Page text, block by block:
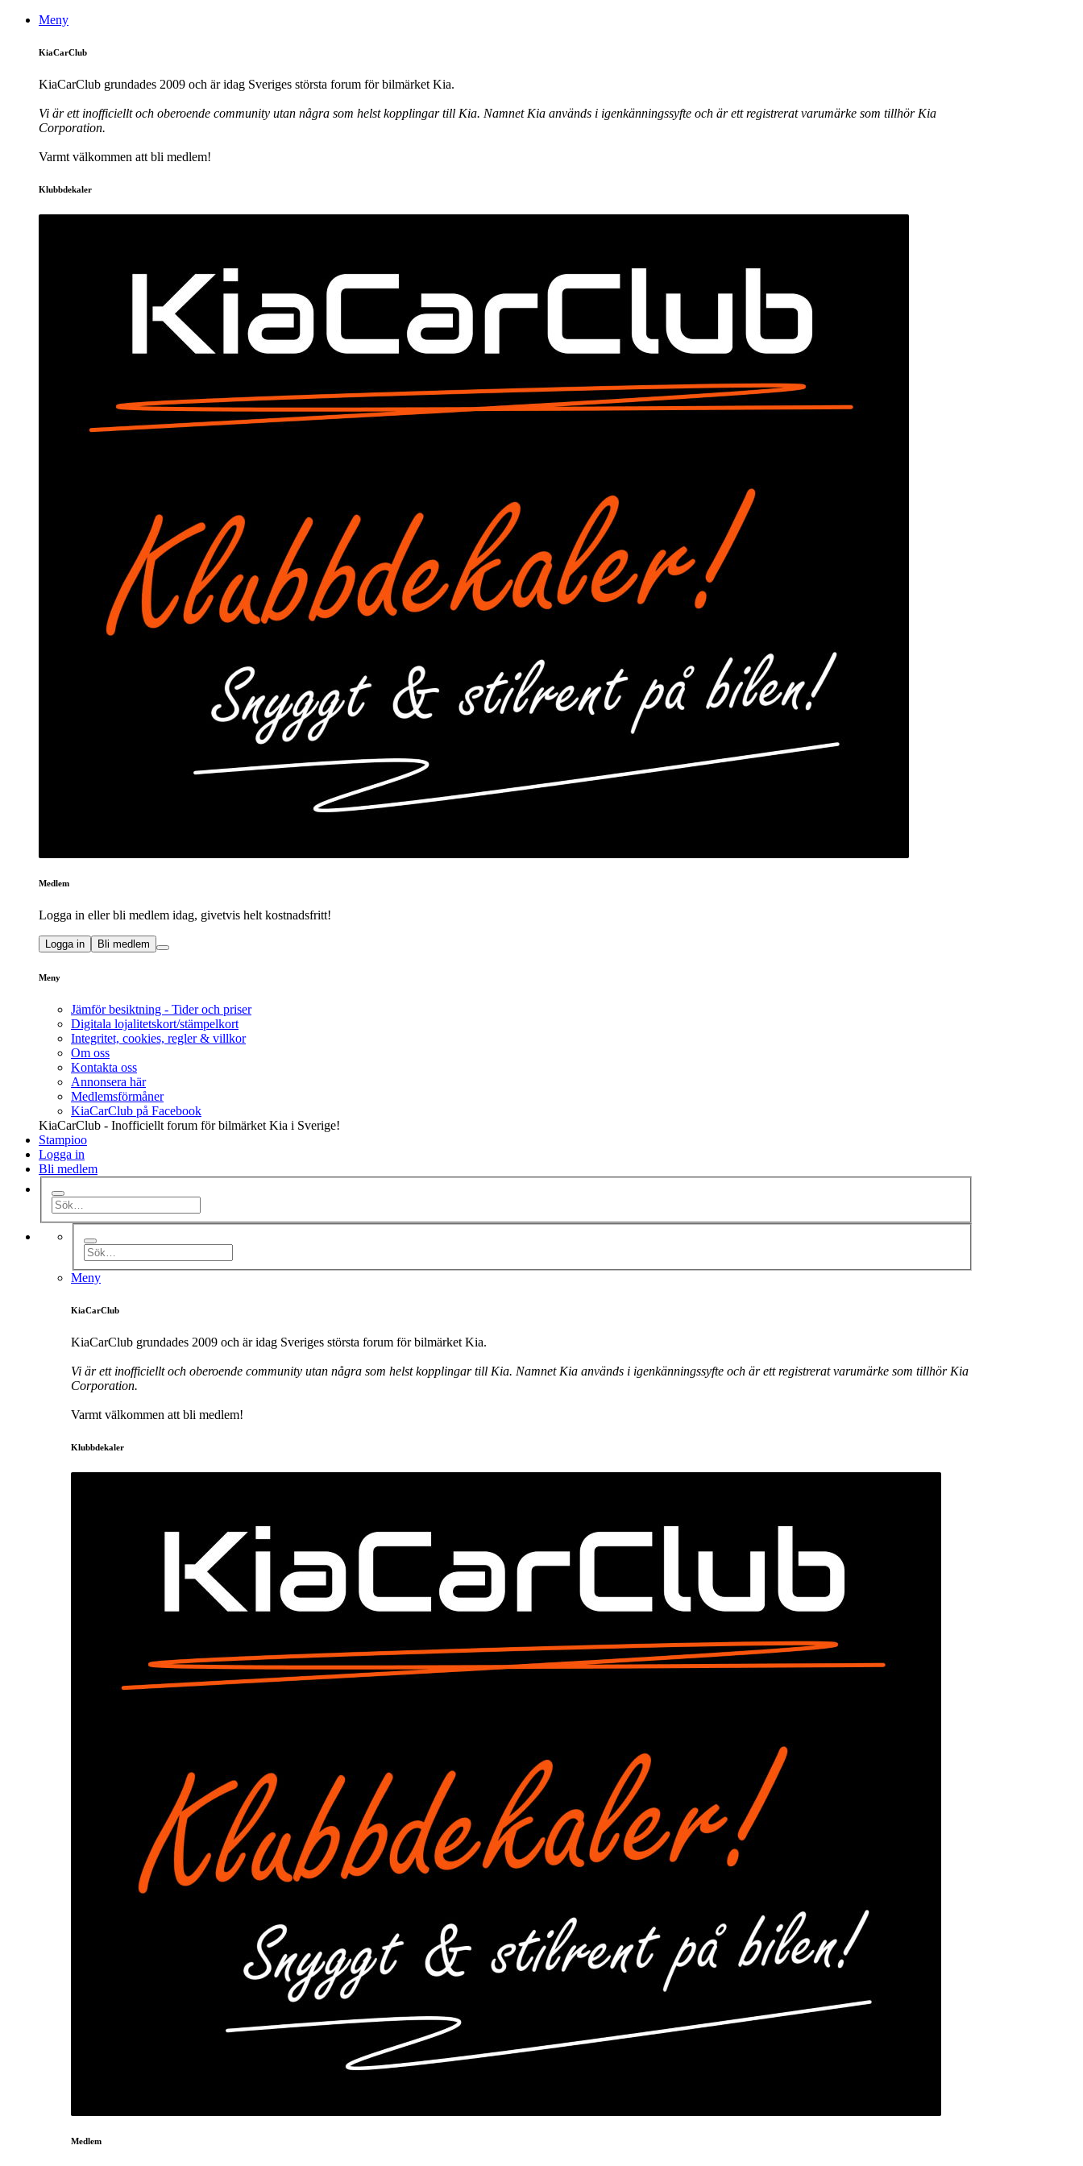
Meny
KiaCarClub
KiaCarClub grundades 2009 och är idag Sveriges största forum för bilmärket Kia.
Vi är ett inofficiellt och oberoende community utan några som helst kopplingar till Kia. Namnet Kia används i igenkänningssyfte och är ett registrerat varumärke som tillhör Kia
Corporation.
Varmt välkommen att bli medlem!
Klubbdekaler
Medlem
Logga in eller bli medlem idag, givetvis helt kostnadsfritt!
Logga in Bli medlem
Meny
Jämför besiktning - Tider och priser
Digitala lojalitetskort/stämpelkort
Integritet, cookies, regler & villkor
Om oss
Kontakta oss
Annonsera här
Medlemsförmåner
KiaCarClub på Facebook
KiaCarClub - Inofficiellt forum för bilmärket Kia i Sverige!
Stampioo
Logga in
Bli medlem
Meny
KiaCarClub
KiaCarClub grundades 2009 och är idag Sveriges största forum för bilmärket Kia.
Vi är ett inofficiellt och oberoende community utan några som helst kopplingar till Kia. Namnet Kia används i igenkänningssyfte och är ett registrerat varumärke som tillhör Kia
Corporation.
Varmt välkommen att bli medlem!
Klubbdekaler
Medlem